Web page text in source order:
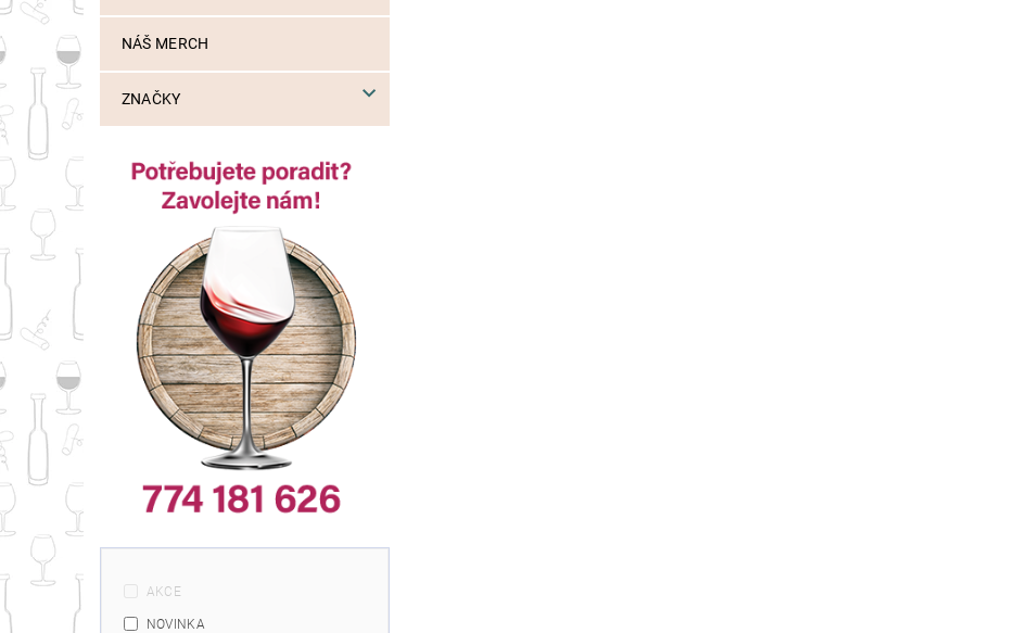
NÁŠ MERCH
ZNAČKY
AKCE
NOVINKA